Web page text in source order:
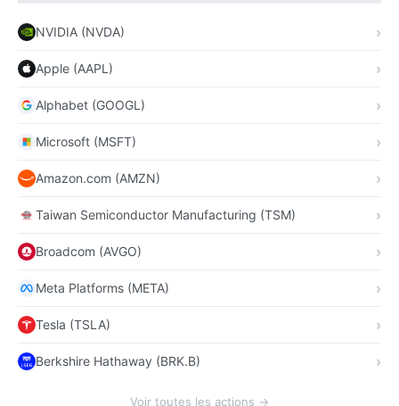
NVIDIA (NVDA)
Apple (AAPL)
Alphabet (GOOGL)
Microsoft (MSFT)
Amazon.com (AMZN)
Taiwan Semiconductor Manufacturing (TSM)
Broadcom (AVGO)
Meta Platforms (META)
Tesla (TSLA)
Berkshire Hathaway (BRK.B)
Voir toutes les actions →